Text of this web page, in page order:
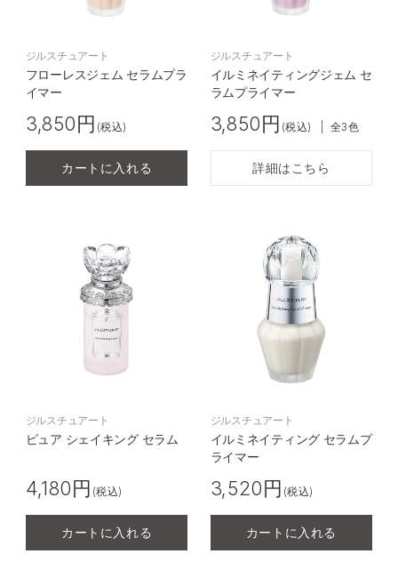
ジルスチュアート
フローレスジェム セラムプラ
イマー
3,850円 (税込)
カートに入れる
ジルスチュアート
イルミネイティングジェム セ
ラムプライマー
3,850円 (税込) 全3色
詳細はこちら
ジルスチュアート
ピュア シェイキング セラム
4,180円 (税込)
カートに入れる
ジルスチュアート
イルミネイティング セラムプ
ライマー
3,520円 (税込)
カートに入れる